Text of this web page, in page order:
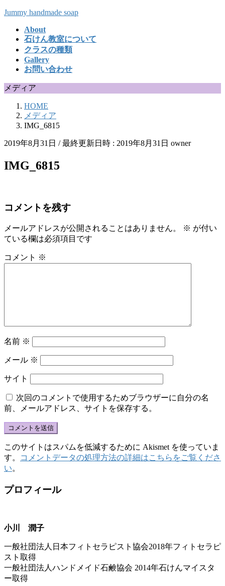
コ
キ
ナ
に
Jummy handmade soap
About
石けん教室について
クラスの種類
Gallery
お問い合わせ
メディア
HOME
メディア
IMG_6815
2019年8月31日 / 最終更新日時 : 2019年8月31日 owner
IMG_6815
コメントを残す
メールアドレスが公開されることはありません。 ※ が付い
ている欄は必須項目です
コメント ※
名前 ※
メール ※
サイト
次回のコメントで使用するためブラウザーに自分の名
前、メールアドレス、サイトを保存する。
このサイトはスパムを低減するために Akismet を使っていま
す。
コメントデータの処理方法の詳細はこちらをご覧くださ
い。
プロフィール
小川 潤子
一般社団法人日本フィトセラピスト協会2018年フィトセラピ
スト取得
一般社団法人ハンドメイド石鹸協会 2014年石けんマイスタ
ー取得